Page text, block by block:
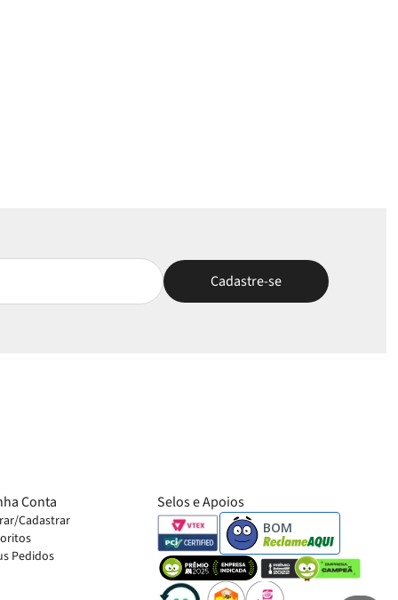
Conta
Cadastrar
Pedidos
Selos e Apoios
BOM